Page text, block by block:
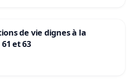
de vie dignes à la
et 63